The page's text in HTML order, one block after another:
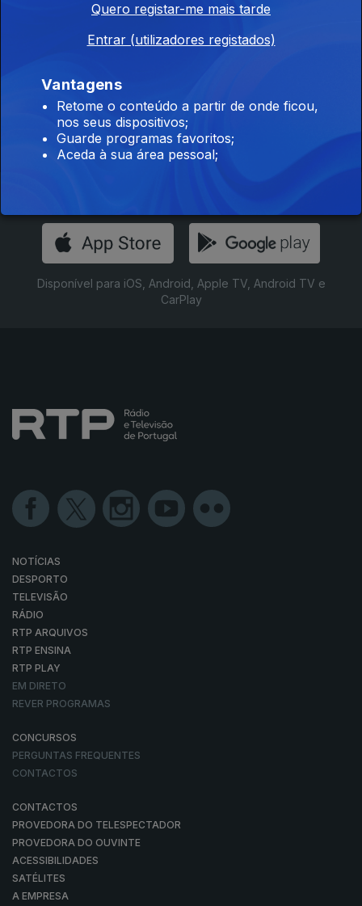
09 jan. 2026
Adrian Quesada
Disponível para iOS, Android, Apple TV, Android TV e
CarPlay
NOTÍCIAS
DESPORTO
TELEVISÃO
RÁDIO
RTP ARQUIVOS
RTP ENSINA
RTP PLAY
EM DIRETO
REVER PROGRAMAS
CONCURSOS
PERGUNTAS FREQUENTES
CONTACTOS
CONTACTOS
PROVEDORA DO TELESPECTADOR
PROVEDORA DO OUVINTE
ACESSIBILIDADES
SATÉLITES
A EMPRESA
Quero registar-me mais tarde
Entrar (utilizadores registados)
Vantagens
Retome o conteúdo a partir de onde ficou,
nos seus dispositivos;
Guarde programas favoritos;
Aceda à sua área pessoal;